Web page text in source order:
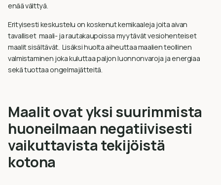
enää välttyä.
Erityisesti keskustelu on koskenut kemikaaleja joita aivan
tavalliset maali- ja rautakaupoissa myytävät vesiohenteiset
maalit sisältävät. Lisäksi huolta aiheuttaa maalien teollinen
valmistaminen joka kuluttaa paljon luonnonvaroja ja energiaa
sekä tuottaa ongelmajätteitä.
Maalit ovat yksi suurimmista
huoneilmaan negatiivisesti
vaikuttavista tekijöistä
kotona